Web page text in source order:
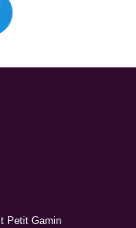
Petit Gamin